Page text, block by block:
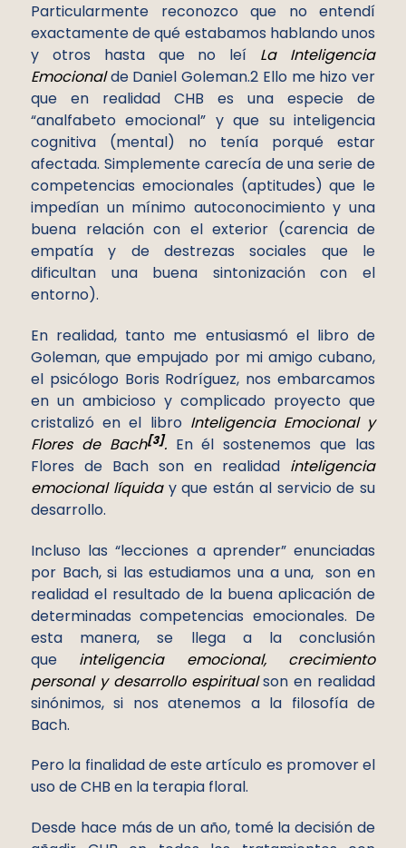
Particularmente reconozco que no entendí
exactamente de qué estabamos hablando unos
y otros hasta que no leí La Inteligencia
Emocionalde Daniel Goleman.2 Ello me hizo ver
que en realidad CHB es una especie de
“analfabeto emocional” y que su inteligencia
cognitiva (mental) no tenía porqué estar
afectada. Simplemente carecía de una serie de
competencias emocionales (aptitudes) que le
impedían un mínimo autoconocimiento y una
buena relación con el exterior (carencia de
empatía y de destrezas sociales que le
dificultan una buena sintonización con el
entorno).
En realidad, tanto me entusiasmó el libro de
Goleman, que empujado por mi amigo cubano,
el psicólogo Boris Rodríguez, nos embarcamos
en un ambicioso y complicado proyecto que
cristalizó en el libro Inteligencia Emocional y
Flores de Bach[3].En él sostenemos que las
Flores de Bach son en realidad inteligencia
emocional líquiday que están al servicio de su
desarrollo.
Incluso las “lecciones a aprender” enunciadas
por Bach, si las estudiamos una a una, son en
realidad el resultado de la buena aplicación de
determinadas competencias emocionales. De
esta manera, se llega a la conclusión
que inteligencia emocional, crecimiento
personal y desarrollo espiritualson en realidad
sinónimos, si nos atenemos a la filosofía de
Bach.
Pero la finalidad de este artículo es promover el
uso de CHB en la terapia floral.
Desde hace más de un año, tomé la decisión de